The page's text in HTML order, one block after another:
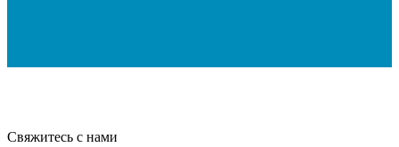
Свяжитесь с нами